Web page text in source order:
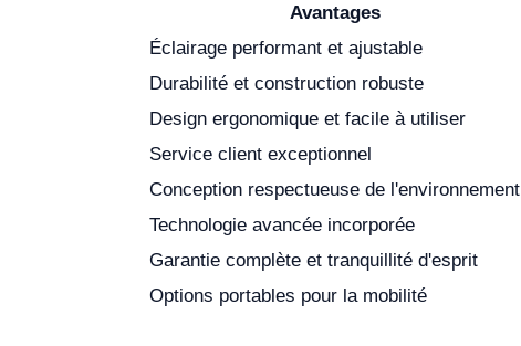
Avantages
Éclairage performant et ajustable
Durabilité et construction robuste
Design ergonomique et facile à utiliser
Service client exceptionnel
Conception respectueuse de l'environnement
Technologie avancée incorporée
Garantie complète et tranquillité d'esprit
Options portables pour la mobilité